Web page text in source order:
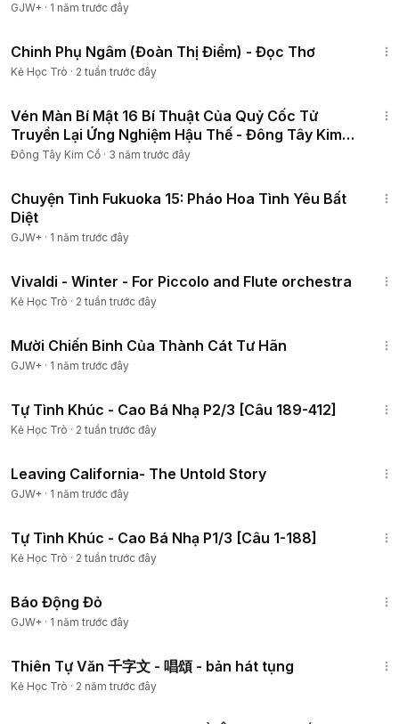
GJW+ · 1 năm trước đây
Chinh Phụ Ngâm (Đoàn Thị Điểm) - Đọc Thơ
Kẻ Học Trò · 2 tuần trước đây
Vén Màn Bí Mật 16 Bí Thuật Của Quỷ Cốc Tử
Truyền Lại Ứng Nghiệm Hậu Thế - Đông Tây Kim
Cổ
Đông Tây Kim Cổ · 3 năm trước đây
Chuyện Tình Fukuoka 15: Pháo Hoa Tình Yêu Bất
Diệt
GJW+ · 1 năm trước đây
Vivaldi - Winter - For Piccolo and Flute orchestra
Kẻ Học Trò · 2 tuần trước đây
Mười Chiến Binh Của Thành Cát Tư Hãn
GJW+ · 1 năm trước đây
Tự Tình Khúc - Cao Bá Nhạ P2/3 [Câu 189-412]
Kẻ Học Trò · 2 tuần trước đây
Leaving California- The Untold Story
GJW+ · 1 năm trước đây
Tự Tình Khúc - Cao Bá Nhạ P1/3 [Câu 1-188]
Kẻ Học Trò · 2 tuần trước đây
Báo Động Đỏ
GJW+ · 1 năm trước đây
Thiên Tự Văn 千字文 - 唱頌 - bản hát tụng
Kẻ Học Trò · 2 năm trước đây